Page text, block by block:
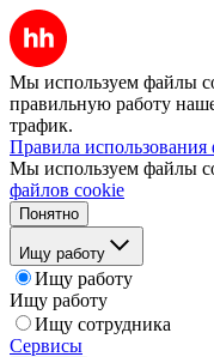
Мы используем файлы
правильную работу
трафик.
Правила
Мы используем файлы
файлов cookie
Понятно
Ищу работу
Ищу работу
Ищу работу
Ищу сотрудника
Сервисы